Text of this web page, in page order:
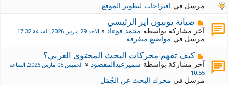
د
ي
ة
ك
ة
ج
د
ي
ة
مرسل في اقتراحات لتطوير الموقع
م
ش
ر
ك
ة
ج
د
صيانة يونيون اير الرئيسي
آخر مشاركة بواسطة محمد فوءاد« الأحد 29 مارس 2026, الساعة 17:32
مرسل في مواضيع متفرقة
م
ش
ا
كيف تفهم محركات البحث المحتوى العربي؟
آخر مشاركة بواسطة سميرعبدالمقصود«
الخميس 05 مارس 2026, الساعة
10:55
مرسل في محرك البحث عن الجُمَل